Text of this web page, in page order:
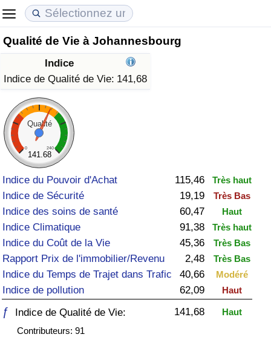
Qualité de Vie à Johannesbourg
Indice
Indice de Qualité de Vie: 141,68
Qualité
0 240
141.68
Indice du Pouvoir d'Achat 115,46 Très haut
Indice de Sécurité 19,19 Très Bas
Indice des soins de santé 60,47 Haut
Indice Climatique 91,38 Très haut
Indice du Coût de la Vie 45,36 Très Bas
Rapport Prix de l'immobilier/Revenu 2,48 Très Bas
Indice du Temps de Trajet dans Trafic 40,66 Modéré
Indice de pollution 62,09 Haut
ƒ Indice de Qualité de Vie: 141,68
Haut
Contributeurs: 91
Coût de la vie
Indice du Coût de la Vie (Actuel)
Indice du Coût de la Vie
Indice du coût de la vie par pays
à Akaba
Prix de l'immobilier
Indice des Prix de l'immobilier (Actuel)
Indice des Prix de l'immobilier
Indice des Prix de l'immobilier par Pays
Qualité de Vie
Indice de Qualité de Vie
Indice de Qualité de Vie (Actuel)
Indice de qualité de vie par pays
Criminalité
Indice de Criminalité (Actuel)
Indice de Criminalité
Indice de criminalité par pays
Soins de santé